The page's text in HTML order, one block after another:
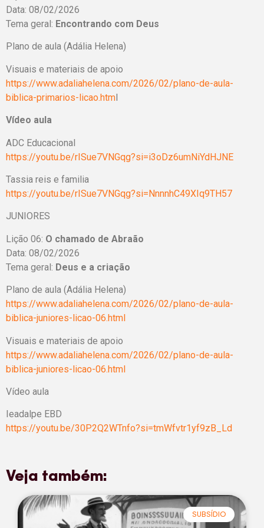
Data: 08/02/2026
Tema geral: Encontrando com Deus
Plano de aula (Adália Helena)
Visuais e materiais de apoio
https://www.adaliahelena.com/2026/02/plano-de-aula-
biblica-primarios-licao.html
Vídeo aula
ADC Educacional
https://youtu.be/rISue7VNGqg?si=i3oDz6umNiYdHJNE
Tassia reis e familia
https://youtu.be/rISue7VNGqg?si=NnnnhC49XIq9TH57
JUNIORES
Lição 06: O chamado de Abraão
Data: 08/02/2026
Tema geral: Deus e a criação
Plano de aula (Adália Helena)
https://www.adaliahelena.com/2026/02/plano-de-aula-
biblica-juniores-licao-06.html
Visuais e materiais de apoio
https://www.adaliahelena.com/2026/02/plano-de-aula-
biblica-juniores-licao-06.html
Vídeo aula
Ieadalpe EBD
https://youtu.be/30P2Q2WTnfo?si=tmWfvtr1yf9zB_Ld
Veja também:
SUBSÍDIO